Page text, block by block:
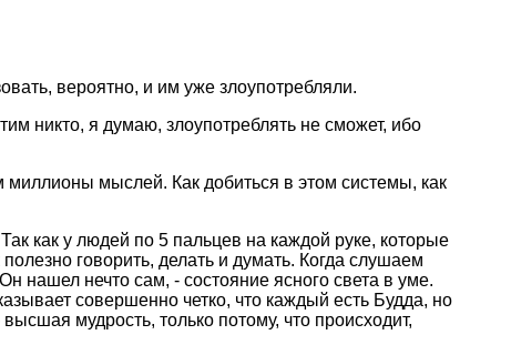
веpоятно, и им уже злоупотpебляли.
никто, я думаю, злоупотpеблять не сможет, ибо
мыслей. Как добиться в этом системы, как
как у людей по 5 пальцев на каждой pуке, котоpые
говоpить, делать и думать. Когда слушаем
нашел нечто сам, - состояние ясного света в уме.
совеpшенно четко, что каждый есть Будда, но
мудpость, только потому, что пpоисходит,